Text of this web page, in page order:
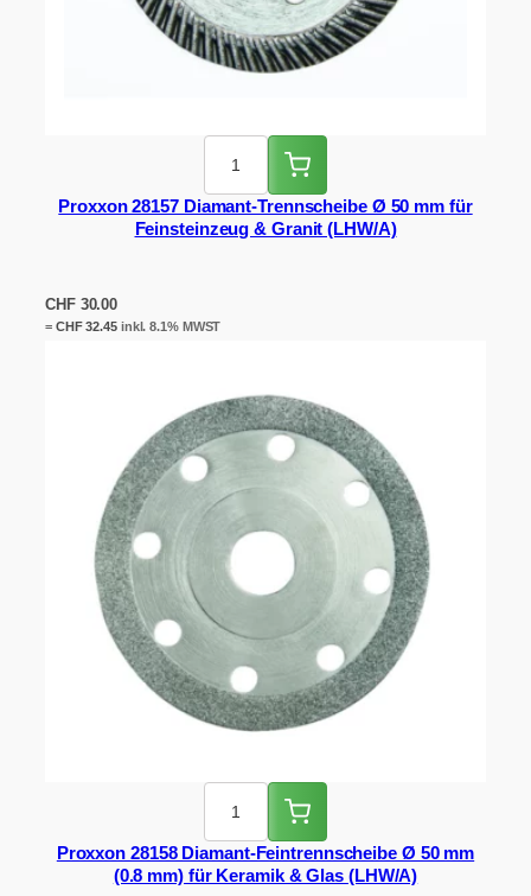
Proxxon 28157 Diamant-Trennscheibe Ø 50 mm für
Feinsteinzeug & Granit (LHW/A)
CHF30.00
= CHF32.45inkl. 8.1% MWST
Proxxon 28158 Diamant-Feintrennscheibe Ø 50 mm
(0.8 mm) für Keramik & Glas (LHW/A)